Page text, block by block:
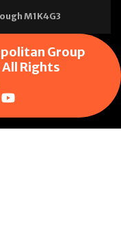
M1K4G3
Group
All Rights